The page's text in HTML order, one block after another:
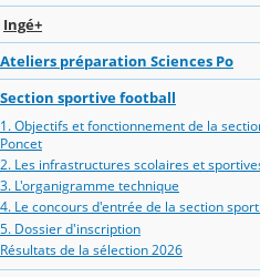
Ingé+
Ateliers préparation Sciences Po
Section sportive football
1. Objectifs et fonctionnement de la
Poncet
2. Les infrastructures scolaires et
3. L'organigramme technique
4. Le concours d'entrée de la section
5. Dossier d'inscription
Résultats de la sélection 2026